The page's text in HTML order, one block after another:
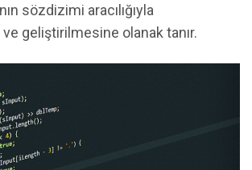
sözdizimi aracılığıyla
geliştirilmesine olanak tanır.